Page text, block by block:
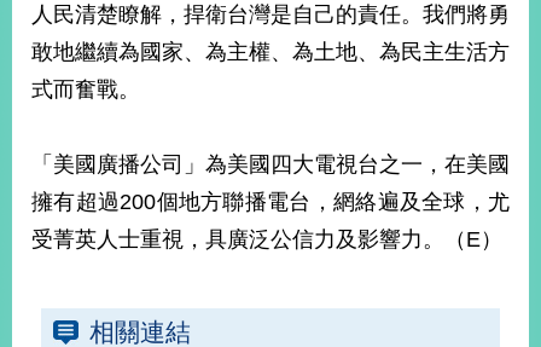
開
為
民
本
部
相
人民清楚瞭解，捍衛台灣是自己的責任。我們將勇
敢地繼續為國家、為主權、為土地、為民主生活方
式而奮戰。
「美國廣播公司」為美國四大電視台之一，在美國
擁有超過200個地方聯播電台，網絡遍及全球，尤
受菁英人士重視，具廣泛公信力及影響力。（E）
相關連結